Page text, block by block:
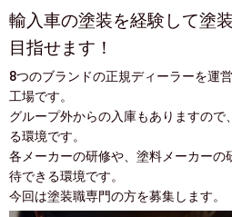
輸入車の塗装を経験して塗
目指せます！
8つのブランドの正規ディーラーを運
工場です。
グループ外からの入庫もありますので
る環境です。
各メーカーの研修や、塗料メーカーの
待できる環境です。
今回は塗装職専門の方を募集します。